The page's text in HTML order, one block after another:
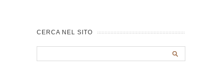
CERCA NEL SITO